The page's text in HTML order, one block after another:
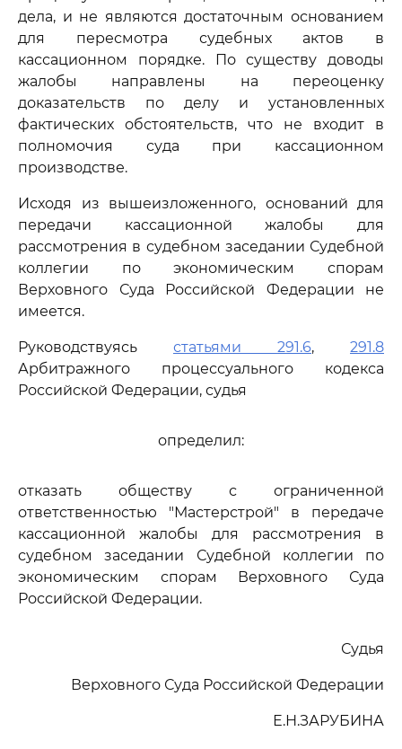
дела, и не являются достаточным основанием
для пересмотра судебных актов в
кассационном порядке. По существу доводы
жалобы направлены на переоценку
доказательств по делу и установленных
фактических обстоятельств, что не входит в
полномочия суда при кассационном
производстве.
Исходя из вышеизложенного, оснований для
передачи кассационной жалобы для
рассмотрения в судебном заседании Судебной
коллегии по экономическим спорам
Верховного Суда Российской Федерации не
имеется.
Руководствуясь статьями 291.6, 291.8
Арбитражного процессуального кодекса
Российской Федерации, судья
определил:
отказать обществу с ограниченной
ответственностью "Мастерстрой" в передаче
кассационной жалобы для рассмотрения в
судебном заседании Судебной коллегии по
экономическим спорам Верховного Суда
Российской Федерации.
Судья
Верховного Суда Российской Федерации
Е.Н.ЗАРУБИНА